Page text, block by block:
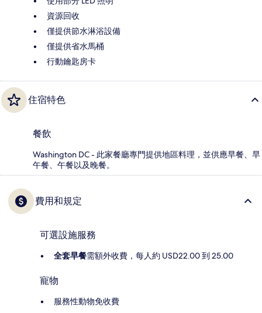
資源回收
僅提供節水淋浴設備
僅提供省水馬桶
行動鑰匙房卡
住宿特色
餐飲
Washington DC - 此家餐廳專門提供地區料理，並供應早餐、早
午餐、午餐以及晚餐。
費用和規定
可選設施服務
全套早餐需額外收費，每人約 USD22.00 到 25.00
寵物
服務性動物免收費